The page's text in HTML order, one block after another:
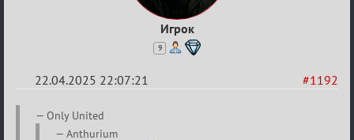
Игрок
9
#1192
22.04.2025 22:07:21
Re:
Разговоры
Only United
Anthurium